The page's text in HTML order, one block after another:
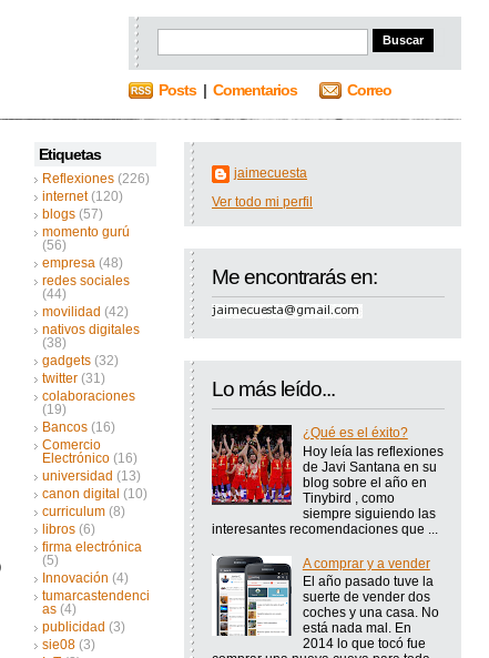
Posts| Comentarios Correo
Etiquetas
Reflexiones (226)
internet (120)
blogs (57)
momento gurú
(56)
empresa (48)
redes sociales
(44)
movilidad (42)
nativos digitales
(38)
gadgets (32)
twitter (31)
colaboraciones
(19)
Bancos (16)
Comercio
Electrónico (16)
universidad (13)
canon digital (10)
curriculum (8)
libros (6)
firma electrónica
(5)
Innovación (4)
tumarcastendenci
as (4)
publicidad (3)
sie08 (3)
jaimecuesta
Ver todo mi perfil
Me encontrarás en:
Lo más leído...
¿Qué es el éxito?
Hoy leía las reflexiones
de Javi Santana en su
blog sobre el año en
Tinybird , como
siempre siguiendo las
interesantes recomendaciones que ...
A comprar y a vender
El año pasado tuve la
suerte de vender dos
coches y una casa. No
está nada mal. En
2014 lo que tocó fue